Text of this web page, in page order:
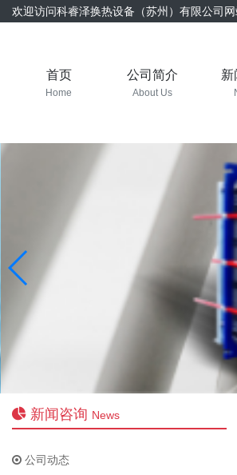
欢迎访问科睿泽换热设备（苏州）有限公司网
首页
Home
公司简介
About Us
新
新闻咨询 News
公司动态